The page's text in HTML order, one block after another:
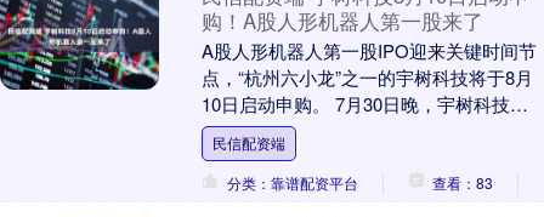
购！A股人形机器人第一股来了
A股人形机器人第一股IPO迎来关键时间节
点，“杭州六小龙”之一的宇树科技将于8月
10日启动申购。 7月30日晚，宇树科技发
布公告称，公司首次公开发行股票并在科
创....
民信配资端
分类：靠谱配资平台
查看：83